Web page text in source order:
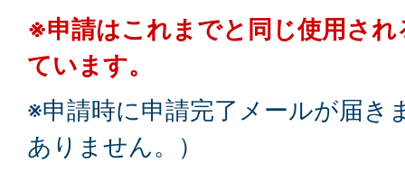
※申請はこれまでと同じ使用さ
ています。
※申請時に申請完了メールが届き
ありません。）